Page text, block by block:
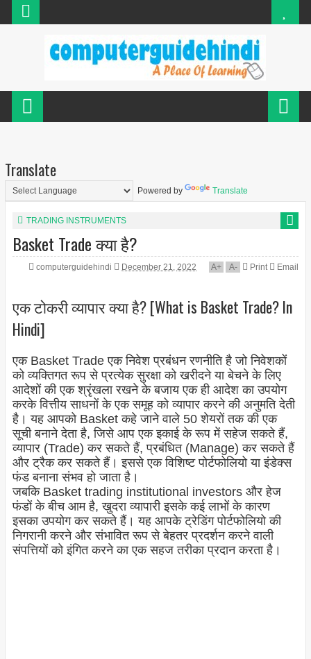
Translate
Powered by Translate
TRADING INSTRUMENTS
Basket Trade क्या है?
computerguidehindi December 21, 2022 A+ A- Print Email
एक टोकरी व्यापार क्या है? [What is Basket Trade? In
Hindi]
एक Basket Trade एक निवेश प्रबंधन रणनीति है जो निवेशकों
को व्यक्तिगत रूप से प्रत्येक सुरक्षा को खरीदने या बेचने के लिए
आदेशों की एक श्रृंखला रखने के बजाय एक ही आदेश का उपयोग
करके वित्तीय साधनों के एक समूह को व्यापार करने की अनुमति देती
है। यह आपको Basket कहे जाने वाले 50 शेयरों तक की एक
सूची बनाने देता है, जिसे आप एक इकाई के रूप में सहेज सकते हैं,
व्यापार (Trade) कर सकते हैं, प्रबंधित (Manage) कर सकते हैं
और ट्रैक कर सकते हैं। इससे एक विशिष्ट पोर्टफोलियो या इंडेक्स
फंड बनाना संभव हो जाता है।
जबकि Basket trading institutional investors और हेज
फंडों के बीच आम है, खुदरा व्यापारी इसके कई लाभों के कारण
इसका उपयोग कर सकते हैं। यह आपके ट्रेडिंग पोर्टफोलियो की
निगरानी करने और संभावित रूप से बेहतर प्रदर्शन करने वाली
संपत्तियों को इंगित करने का एक सहज तरीका प्रदान करता है।